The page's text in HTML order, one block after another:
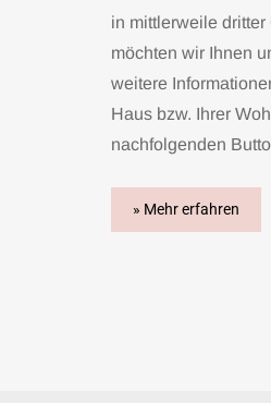
in mittlerweile
möchten wir Ihnen
weitere
Haus bzw. Ihrer
nachfolgenden
» Mehr erfahren